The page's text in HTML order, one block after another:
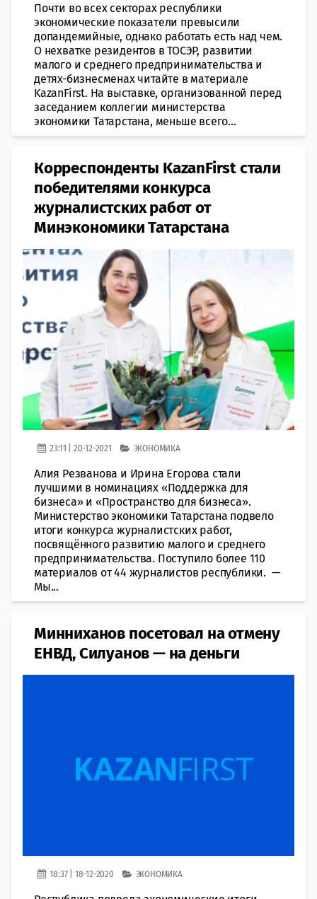
Почти во всех секторах республики
экономические показатели превысили
допандемийные, однако работать есть над чем.
О нехватке резидентов в ТОСЭР, развитии
малого и среднего предпринимательства и
детях-бизнесменах читайте в материале
KazanFirst. На выставке, организованной перед
заседанием коллегии министерства
экономики Татарстана, меньше всего...
Корреспонденты KazanFirst стали
победителями конкурса
журналистских работ от
Минэкономики Татарстана
23:11 | 20-12-2021 ЭКОНОМИКА
Алия Резванова и Ирина Егорова стали
лучшими в номинациях «Поддержка для
бизнеса» и «Пространство для бизнеса».
Министерство экономики Татарстана подвело
итоги конкурса журналистских работ,
посвящённого развитию малого и среднего
предпринимательства. Поступило более 110
материалов от 44 журналистов республики. —
Мы...
Минниханов посетовал на отмену
ЕНВД, Силуанов — на деньги
18:37 | 18-12-2020 ЭКОНОМИКА